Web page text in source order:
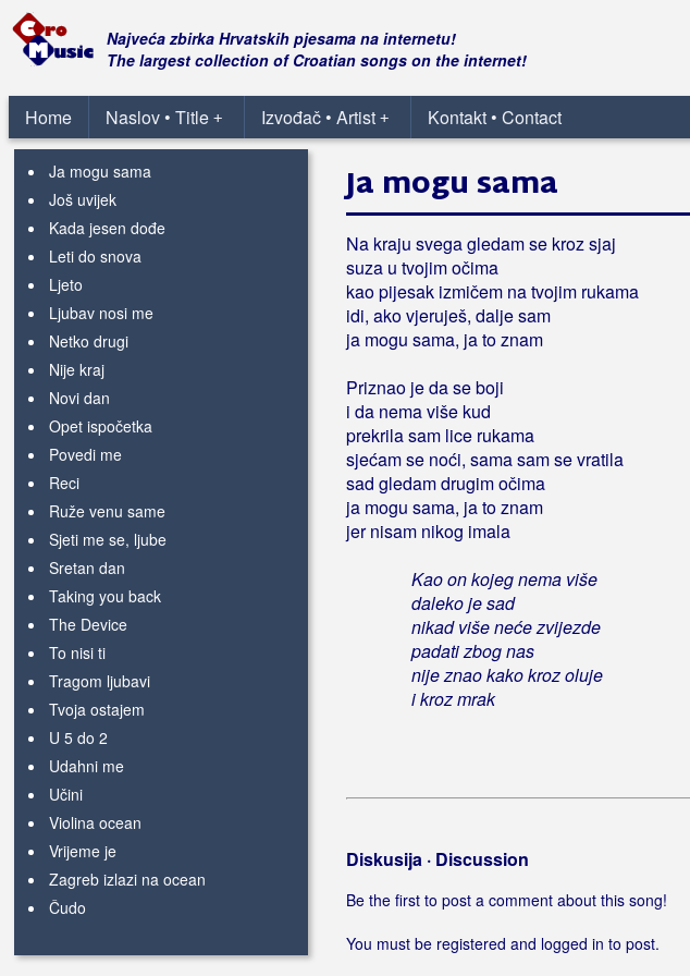
Najveća zbirka Hrvatskih pjesama na internetu!
The largest collection of Croatian songs on the internet!
Home +
Naslov • Title +
Izvođač • Artist Kontakt • Contact
Radaić, Petar
Radan, Jelena
Blagoslov
Davno, davno
Ja mogu sama
Još uvijek
Kada jesen dođe
Leti do snova
Ljeto
Ljubav nosi me
Netko drugi
Nije kraj
Novi dan
Opet ispočetka
Povedi me
Reci
Ruže venu same
Sjeti me se, ljube
Sretan dan
Taking you back
The Device
To nisi ti
Tragom ljubavi
Tvoja ostajem
U 5 do 2
Udahni me
Učini
Violina ocean
Vrijeme je
Zagreb izlazi na ocean
Čudo
Radanović, Zlatko Zlaja
Ja mogu sama
Na kraju svega gledam se kroz sjaj
suza u tvojim očima
kao pijesak izmičem na tvojim rukama
idi, ako vjeruješ, dalje sam
ja mogu sama, ja to znam
Priznao je da se boji
i da nema više kud
prekrila sam lice rukama
sjećam se noći, sama sam se vratila
sad gledam drugim očima
ja mogu sama, ja to znam
jer nisam nikog imala
Kao on kojeg nema više
daleko je sad
nikad više neće zvijezde
padati zbog nas
nije znao kako kroz oluje
i kroz mrak
Diskusija · Discussion
Be the first to post a comment about this song!
You must be registered and logged in to post.